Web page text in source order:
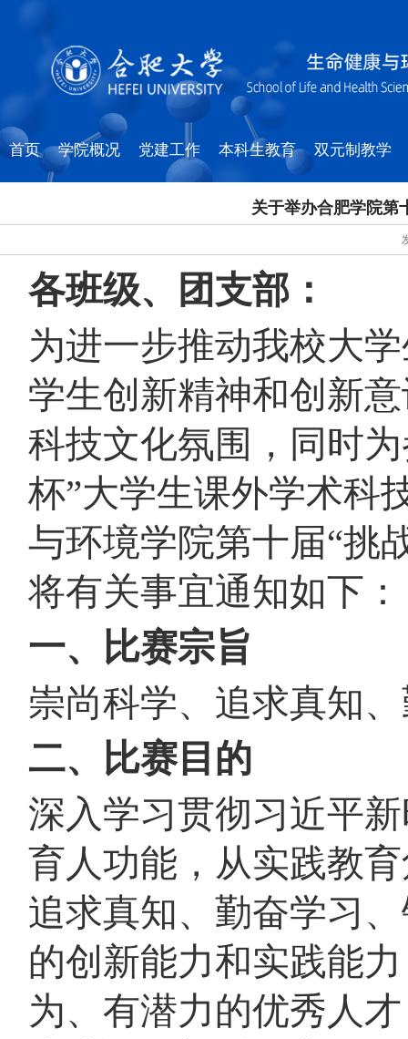
首页 学院概况 党建工作 本科生教育 双元制教学
关于举办合肥学院第
各班级、团支部 ：
为进一步推动我校大
学生创新精神和创新
科技文化氛围，同时
杯”大学生课外学术科
与环境学院第十届“挑
将有关事宜通知如下：
一、比赛宗旨
崇尚科学、追求真知
二、比赛目的
深入学习贯彻习近平
育人功能，从实践教
追求真知、勤奋学习
的创新能力和实践能
为、有潜力的优秀人